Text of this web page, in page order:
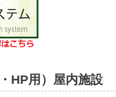
HP用）屋内施設